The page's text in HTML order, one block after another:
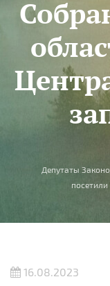
Вы здесь
Депутаты
16.08.2023